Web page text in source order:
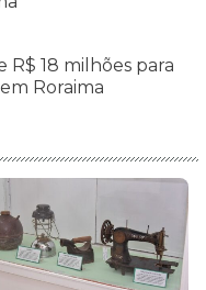
R$ 18 milhões para
Roraima